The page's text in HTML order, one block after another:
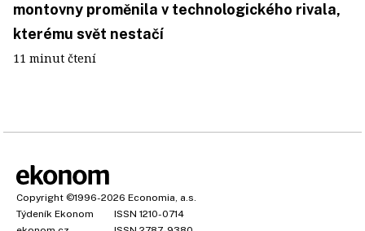
montovny proměnila v technologického rivala,
kterému svět nestačí
11 minut čtení
Copyright ©1996-2026 Economia, a.s.
Týdeník Ekonom
ISSN 1210-0714